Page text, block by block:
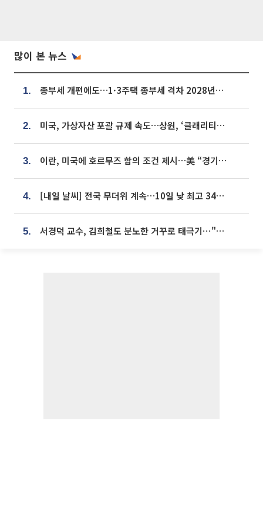
많이 본 뉴스
1. 종부세 개편에도…1·3주택 종부세 격차 2028년부터 확대
2. 미국, 가상자산 포괄 규제 속도…상원, ‘클래리티법’ 9월 절차투표 추진
3. 이란, 미국에 호르무즈 합의 조건 제시…美 “경기 아직 안 끝나” [종합]
4. [내일 날씨] 전국 무더위 계속…10일 낮 최고 34도 육박
5. 서경덕 교수, 김희철도 분노한 거꾸로 태극기⋯"엉터리는 아냐, 아쉬울 뿐"